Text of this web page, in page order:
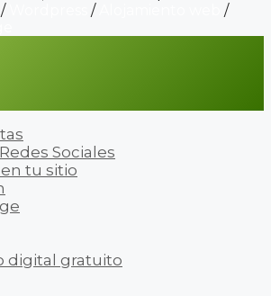
/ /
/
Sociales
tu sitio
digital gratuito